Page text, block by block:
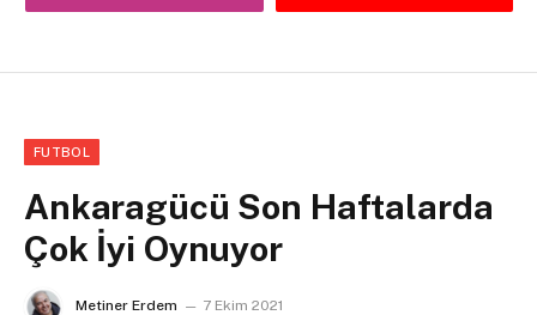
FUTBOL
Ankaragücü Son Haftalarda
Çok İyi Oynuyor
Metiner Erdem 7 Ekim 2021